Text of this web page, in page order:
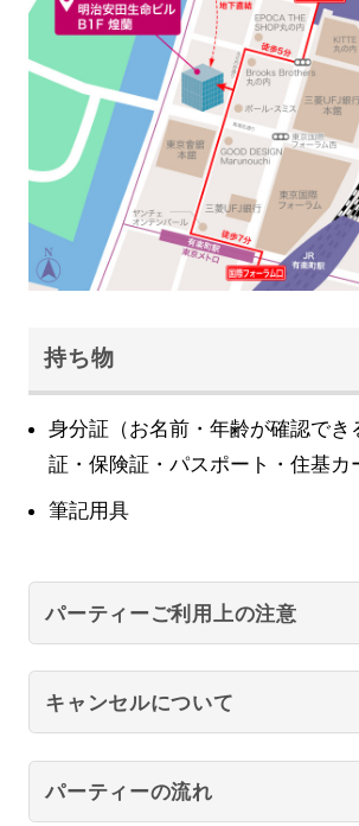
持ち物
身分証（お名前・年齢が確認でき
証・保険証・パスポート・住基カ
筆記用具
パーティーご利用上の注意
キャンセルについて
パーティーの流れ